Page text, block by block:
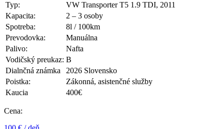
Typ:
VW Transporter T5 1.9 TDI, 2011
Kapacita:
2 – 3 osoby
Spotreba:
8l / 100km
Prevodovka:
Manuálna
Palivo:
Nafta
Vodičský preukaz: B
Dialnčná známka
2026 Slovensko
Poistka:
Zákonná, asistenčné služby
Kaucia
400€
Cena: